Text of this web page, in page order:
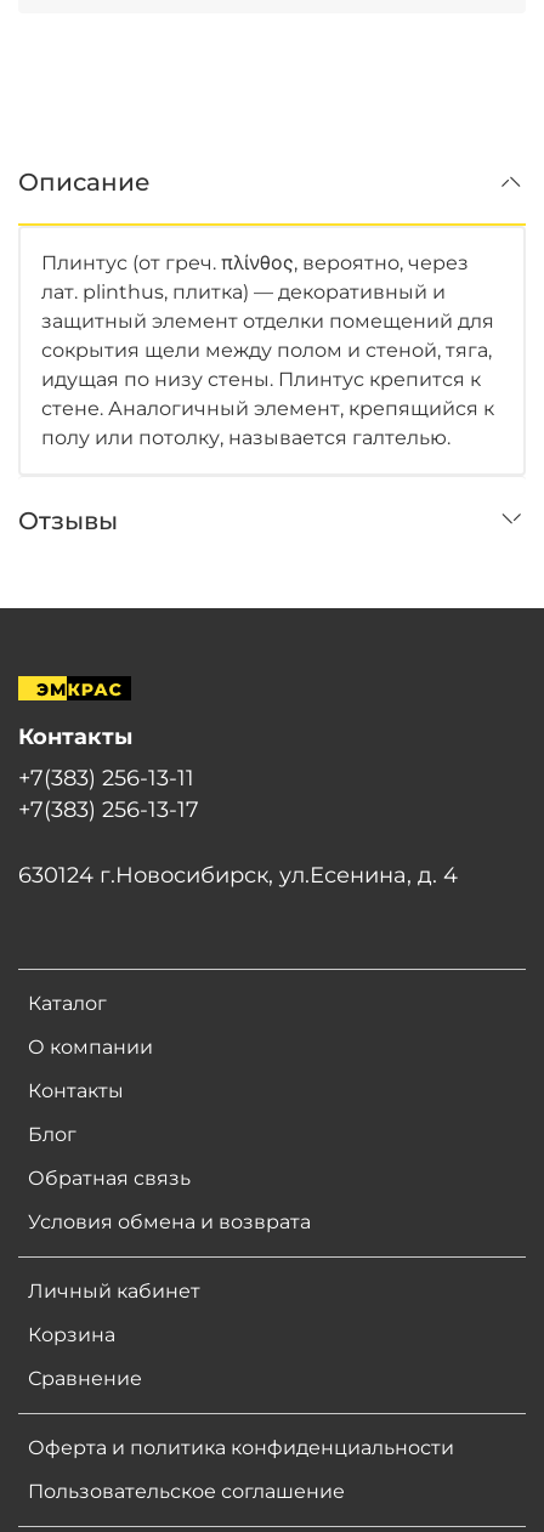
Описание
Плинтус (от греч. πλίνθος, вероятно, через
лат. plinthus, плитка) — декоративный и
защитный элемент отделки помещений для
сокрытия щели между полом и стеной, тяга,
идущая по низу стены. Плинтус крепится к
стене. Аналогичный элемент, крепящийся к
полу или потолку, называется галтелью.
Отзывы
Каталог
О компании
Контакты
Блог
Обратная связь
Условия обмена и возврата
Личный кабинет
Корзина
Сравнение
Оферта и политика конфиденциальности
Пользовательское соглашение
Контакты
+7(383) 256-13-11
+7(383) 256-13-17
630124 г.Новосибирск, ул.Есенина, д. 4